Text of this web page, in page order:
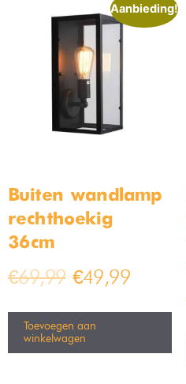
Aanbieding!
Buiten wandlamp
rechthoekig –
36cm
€69,99 €49,99
Toevoegen aan
winkelwagen